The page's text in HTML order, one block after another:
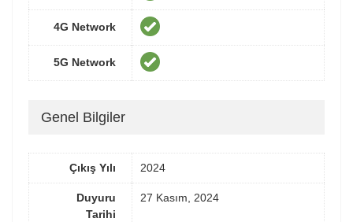
4G Network
5G Network
Genel Bilgiler
Çıkış Yılı 2024
Duyuru
Tarihi
27 Kasım, 2024